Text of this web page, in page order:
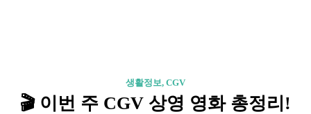
생활정보, CGV
🎬 이번 주 CGV 상영 영화 총정리!